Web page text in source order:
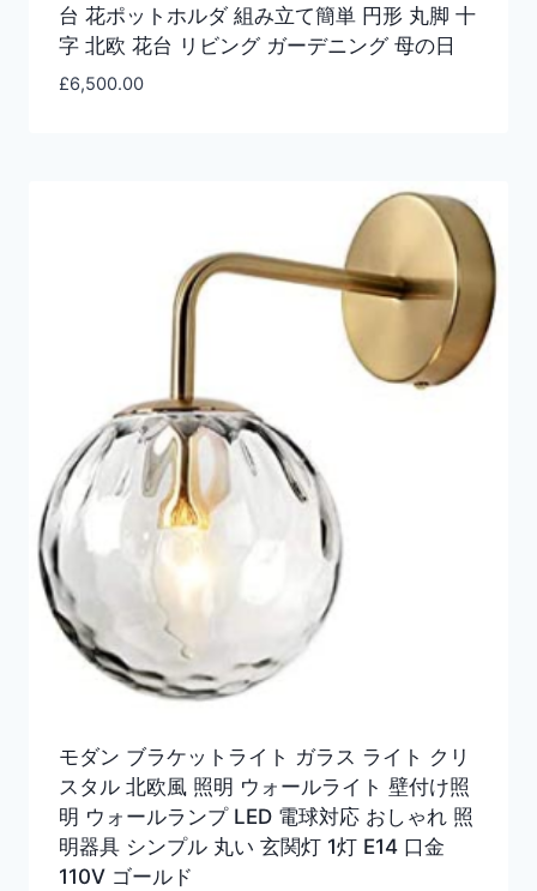
台 花ポットホルダ 組み立て簡単 円形 丸脚 十
字 北欧 花台 リビング ガーデニング 母の日
£6,500.00
モダン ブラケットライト ガラス ライト クリ
スタル 北欧風 照明 ウォールライト 壁付け照
明 ウォールランプ LED 電球対応 おしゃれ 照
明器具 シンプル 丸い 玄関灯 1灯 E14 口金
110V ゴールド